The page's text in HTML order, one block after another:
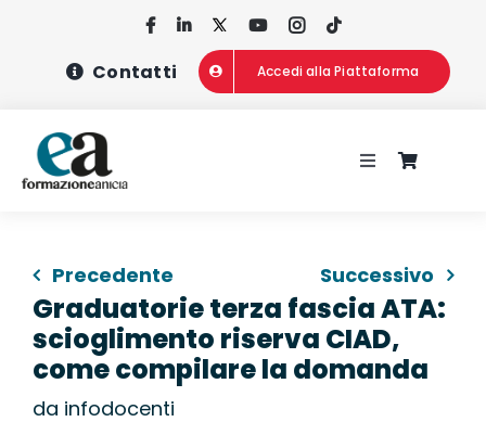
Contatti Accedi alla Piattaforma
Toggle
CHI SIAMO
CONCORSI
Precedente Successivo
Graduatorie terza fascia ATA:
scioglimento riserva CIAD,
come compilare la domanda
da infodocenti